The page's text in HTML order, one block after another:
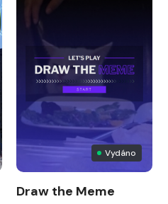
Vydáno
Draw the Meme